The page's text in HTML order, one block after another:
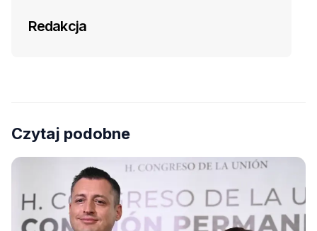
Redakcja
Czytaj podobne